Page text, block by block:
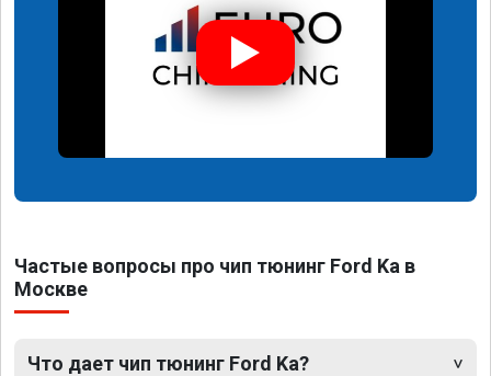
Частые вопросы про чип тюнинг Ford Ka в
Москве
Что дает чип тюнинг Ford Ka?